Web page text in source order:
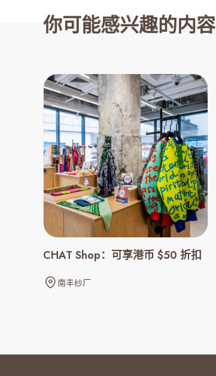
你可能感兴趣的内容
CHAT Shop：可享港币 $50 折扣
南丰纱厂